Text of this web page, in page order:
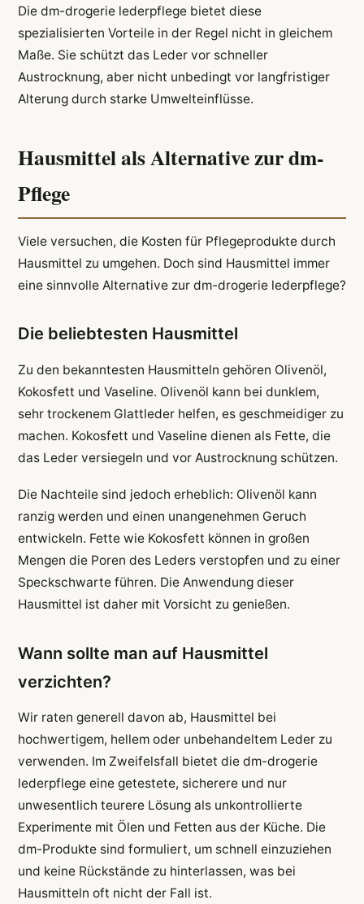
Die dm-drogerie lederpflege bietet diese
spezialisierten Vorteile in der Regel nicht in gleichem
Maße. Sie schützt das Leder vor schneller
Austrocknung, aber nicht unbedingt vor langfristiger
Alterung durch starke Umwelteinflüsse.
Hausmittel als Alternative zur dm-
Pflege
Viele versuchen, die Kosten für Pflegeprodukte durch
Hausmittel zu umgehen. Doch sind Hausmittel immer
eine sinnvolle Alternative zur dm-drogerie lederpflege?
Die beliebtesten Hausmittel
Zu den bekanntesten Hausmitteln gehören Olivenöl,
Kokosfett und Vaseline. Olivenöl kann bei dunklem,
sehr trockenem Glattleder helfen, es geschmeidiger zu
machen. Kokosfett und Vaseline dienen als Fette, die
das Leder versiegeln und vor Austrocknung schützen.
Die Nachteile sind jedoch erheblich: Olivenöl kann
ranzig werden und einen unangenehmen Geruch
entwickeln. Fette wie Kokosfett können in großen
Mengen die Poren des Leders verstopfen und zu einer
Speckschwarte führen. Die Anwendung dieser
Hausmittel ist daher mit Vorsicht zu genießen.
Wann sollte man auf Hausmittel
verzichten?
Wir raten generell davon ab, Hausmittel bei
hochwertigem, hellem oder unbehandeltem Leder zu
verwenden. Im Zweifelsfall bietet die dm-drogerie
lederpflege eine getestete, sicherere und nur
unwesentlich teurere Lösung als unkontrollierte
Experimente mit Ölen und Fetten aus der Küche. Die
dm-Produkte sind formuliert, um schnell einzuziehen
und keine Rückstände zu hinterlassen, was bei
Hausmitteln oft nicht der Fall ist.